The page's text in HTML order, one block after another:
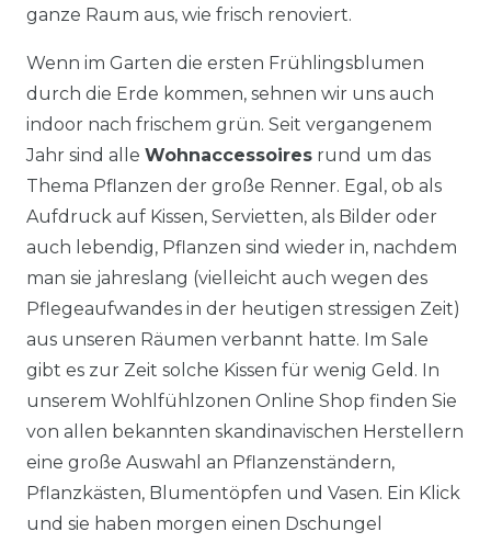
ganze Raum aus, wie frisch renoviert.
Wenn im Garten die ersten Frühlingsblumen
durch die Erde kommen, sehnen wir uns auch
indoor nach frischem grün. Seit vergangenem
Jahr sind alle Wohnaccessoires rund um das
Thema Pflanzen der große Renner. Egal, ob als
Aufdruck auf Kissen, Servietten, als Bilder oder
auch lebendig, Pflanzen sind wieder in, nachdem
man sie jahreslang (vielleicht auch wegen des
Pflegeaufwandes in der heutigen stressigen Zeit)
aus unseren Räumen verbannt hatte. Im Sale
gibt es zur Zeit solche Kissen für wenig Geld. In
unserem Wohlfühlzonen Online Shop finden Sie
von allen bekannten skandinavischen Herstellern
eine große Auswahl an Pflanzenständern,
Pflanzkästen, Blumentöpfen und Vasen. Ein Klick
und sie haben morgen einen Dschungel